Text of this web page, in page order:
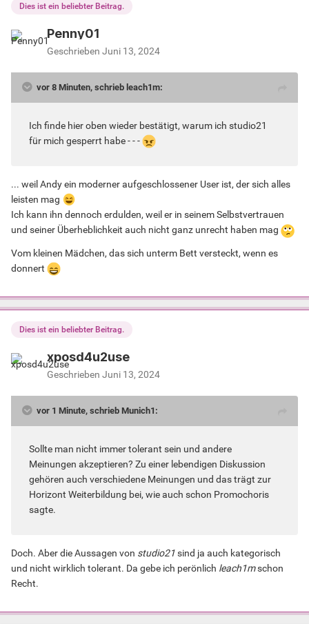
Dies ist ein beliebter Beitrag.
Penny01
Geschrieben Juni 13, 2024
vor 8 Minuten, schrieb leach1m:
Ich finde hier oben wieder bestätigt, warum ich studio21
für mich gesperrt habe - - -
... weil Andy ein moderner aufgeschlossener User ist, der sich alles
leisten mag
Ich kann ihn dennoch erdulden, weil er in seinem Selbstvertrauen
und seiner Überheblichkeit auch nicht ganz unrecht haben mag
Vom kleinen Mädchen, das sich unterm Bett versteckt, wenn es
donnert
Dies ist ein beliebter Beitrag.
xposd4u2use
Geschrieben Juni 13, 2024
vor 1 Minute, schrieb Munich1:
Sollte man nicht immer tolerant sein und andere
Meinungen akzeptieren? Zu einer lebendigen Diskussion
gehören auch verschiedene Meinungen und das trägt zur
Horizont Weiterbildung bei, wie auch schon Promochoris
sagte.
Doch. Aber die Aussagen von studio21sind ja auch kategorisch
und nicht wirklich tolerant. Da gebe ich perönlich leach1mschon
Recht.